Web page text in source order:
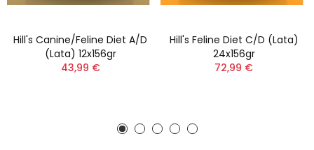
Hill's Canine/feline Diet A/d
(lata) 12x156gr
43,99 €
Hill's Feline Diet C/d (Lata)
24x156gr
72,99 €